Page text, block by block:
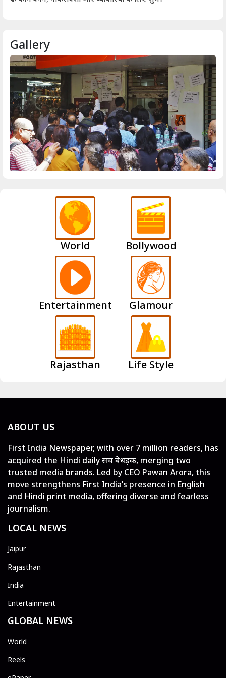
Gallery
World Bollywood
Entertainment Glamour
Rajasthan Life Style
ABOUT US
First India Newspaper, with over 7 million readers, has
acquired the Hindi daily सच बेधड़क, merging two
trusted media brands. Led by CEO Pawan Arora, this
move strengthens First India’s presence in English
and Hindi print media, offering diverse and fearless
journalism.
LOCAL NEWS
Jaipur
Rajasthan
India
Entertainment
GLOBAL NEWS
World
Reels